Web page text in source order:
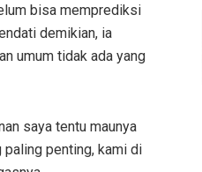
bisa memprediksi
demikian, ia
umum tidak ada yang
saya tentu maunya
paling penting, kami di